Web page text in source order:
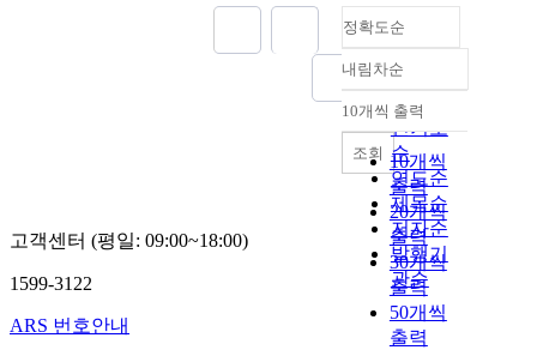
정확도순
정확도
순
인기도
순
연도순
제목순
저자순
발행기
관순
내림차순
내림차순
10개씩 출력
10개씩
출력
20개씩
출력
30개씩
출력
50개씩
출력
조회
고객센터 (평일: 09:00~18:00)
1599-3122
ARS 번호안내